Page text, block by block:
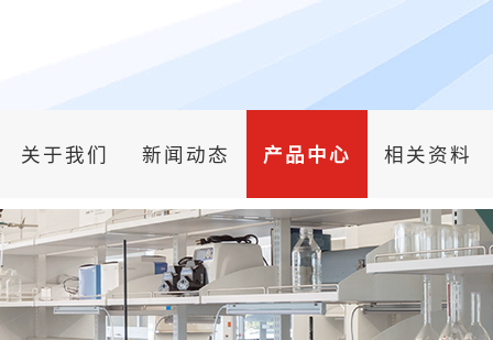
关于我们 新闻动态 产品中心 相关资料